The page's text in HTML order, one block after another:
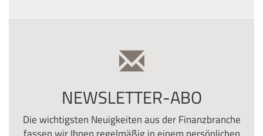
NEWSLETTER-ABO
Die wichtigsten Neuigkeiten aus der Finanzbranche